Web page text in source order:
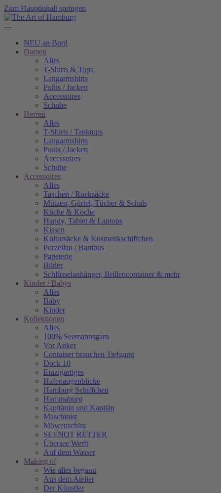
Zum Hauptinhalt springen
NEU an Bord
Damen
Alles
T-Shirts & Tops
Langarmshirts
Pullis / Jacken
Accessoires
Schuhe
Herren
Alles
T-Shirts / Tanktops
Langarmshirts
Pullis / Jacken
Accessoires
Schuhe
Accessoires
Alles
Taschen / Rucksäcke
Mützen, Gürtel, Tücher & Schals
Küche & Köche
Handy, Tablet & Laptops
Kissen
Kultursäcke & Kosmetikschiffchen
Porzellan / Bambus
Papeterie
Bilder
Schlüsselanhänger, Brillencontainer & mehr
Kinder / Babys
Alles
Baby
Kinder
Kollektionen
Alles
100% Seemannsgarn
Vor Anker
Container brauchen Tiefgang
Dock 10
Einzigartiges
Hafenaugen­blicke
Hamburg Schiffchen
Hammaburg
Kapitänin und Kapitän
Maschinist
Möwenschiss
SEENOT RETTER
Übersee Werft
Auf dem Wasser
Making of
Wie alles begann
Aus dem Atelier
Der Künstler